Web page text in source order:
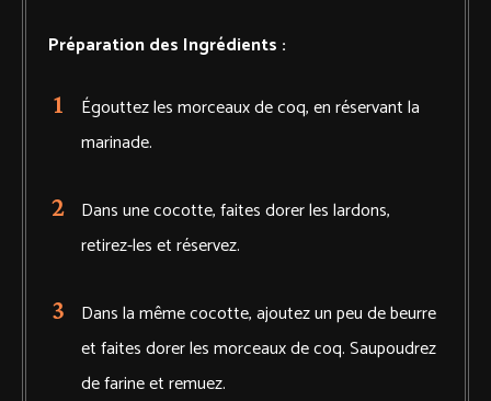
Préparation des Ingrédients :
Égouttez les morceaux de coq, en réservant la
marinade.
Dans une cocotte, faites dorer les lardons,
retirez-les et réservez.
Dans la même cocotte, ajoutez un peu de beurre
et faites dorer les morceaux de coq. Saupoudrez
de farine et remuez.